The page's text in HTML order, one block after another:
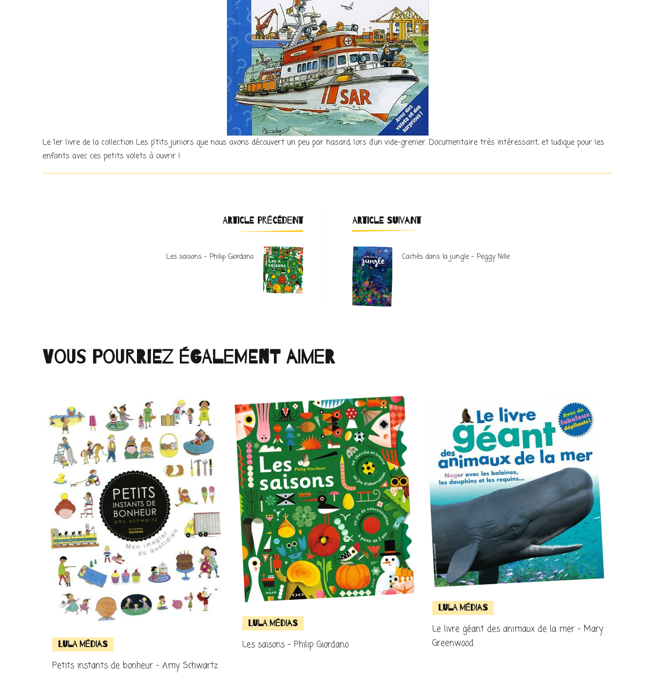
Le 1er livre de la collection Les p’tits juniors que nous avons découvert un peu par hasard, lors d’un vide-grenier. Documentaire très intéressant, et ludique pour les
enfants avec ces petits volets à ouvrir !
Navigation
ARTICLE PRÉCÉDENT
Les saisons – Philip Giordano
ARTICLE SUIVANT
Cachés dans la jungle – Peggy Nille
Vous pourriez également aimer
Lula Médias
Petits instants de bonheur – Amy Schwartz
Lula Médias
Les saisons – Philip Giordano
Lula Médias
Le livre géant des animaux de la mer – Mary
Greenwood